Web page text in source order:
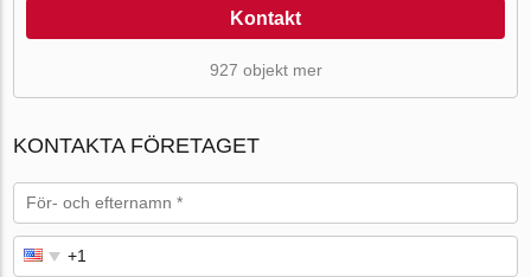
Kontakt
927 objekt mer
KONTAKTA FÖRETAGET